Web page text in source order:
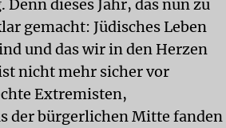
dieses Jahr, das nun zu
gemacht: Jüdisches Leben
und das wir in den Herzen
nicht mehr sicher vor
Extremisten,
der bürgerlichen Mitte fanden